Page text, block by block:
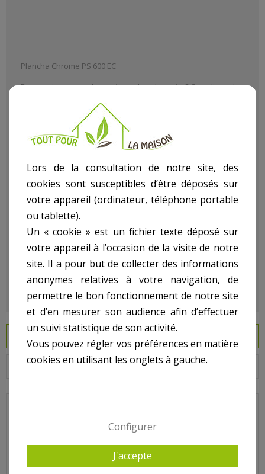
Plancha Chrome PS 600 EC
Pourquoi pas une plaque à snacker chromée ? Cette ligne de
harmonie avec les cuisines contemporaines qui allient métal
chromé et inox. Elle apportera toute la touche de confort
d’utilisation et d’élégance nécessaire à l’ensemble de votre
cuisine d’intérieur comme de votre cuisine d’extérieur.
Plaques de cuisson avec revêtement chromé assurant une
véritable surface miroir lisse. La surface de cuisson de bonne
dimension permet de cuire, en grande quantité, différents
aliments sans perte de chaleur en périphérie : steaks,
L’entourage en acier avec goulotte incorporée est
entièrement amovible (brevet déposé) pour faciliter l’entretien
de la plaque.
EN SAVOIR PLUS
Equipement: 2 zones de cuisson indépendantes, thermostats
0-300°C, interrupteurs marche/arrêt, voyants de contrôle.
Dimensions extérieures : 620 x 450 x 190 mm
Lors de la consultation de notre site, des
cookies sont susceptibles d’être déposés sur
votre appareil (ordinateur, téléphone portable
ou tablette).
Un « cookie » est un fichier texte déposé sur
votre appareil à l’occasion de la visite de notre
site. Il a pour but de collecter des informations
anonymes relatives à votre navigation, de
permettre le bon fonctionnement de notre site
et d’en mesurer son audience afin d’effectuer
un suivi statistique de son activité.
Vous pouvez régler vos préférences en matière
cookies en utilisant les onglets à gauche.
Configurer
J'accepte